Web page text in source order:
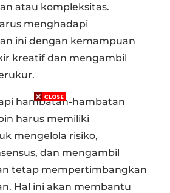
atau kompleksitas.
menghadapi
ini dengan kemampuan
kreatif dan mengambil
hambatan-hambatan
harus memiliki
mengelola risiko,
dan mengambil
tetap mempertimbangkan
Hal ini akan membantu